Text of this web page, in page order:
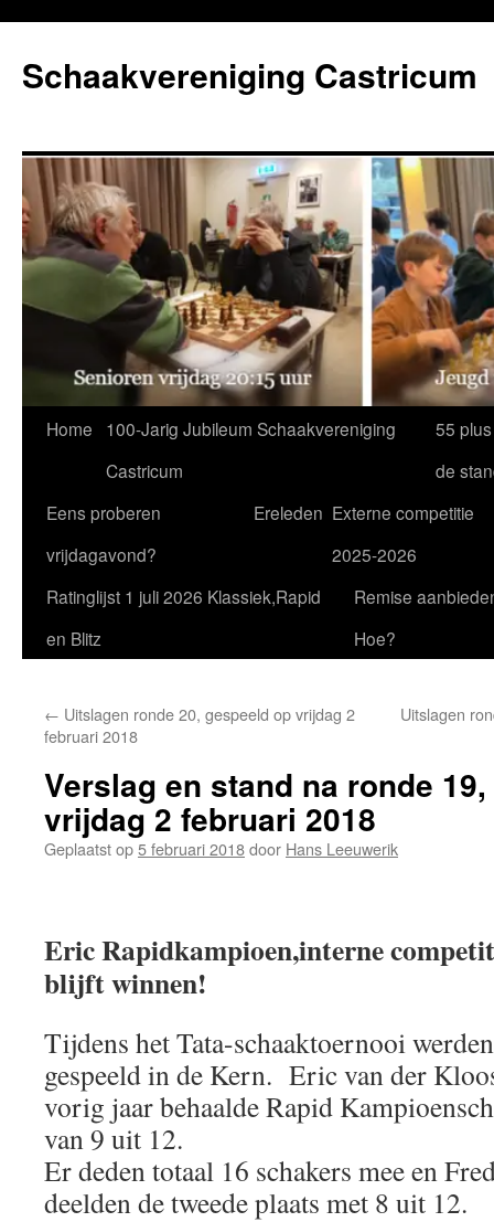
de
inhoud
Schaakvereniging Castricum
Home
100-Jarig Jubileum Schaakvereniging
Castricum
55
de
Eens proberen
vrijdagavond?
Ereleden Externe competitie
2025-2026
Ratinglijst 1 juli 2026 Klassiek,Rapid
en Blitz
Remise
Hoe?
← Uitslagen ronde 20, gespeeld op vrijdag 2
februari 2018
Uitslagen
Verslag en stand na ronde
vrijdag 2 februari 2018
Geplaatst op5 februari 2018door Hans Leeuwerik
Eric Rapidkampioen,interne
blijft winnen!
Tijdens het Tata-schaaktoernooi
gespeeld in de Kern. Eric van der
vorig jaar behaalde Rapid
van 9 uit 12.
Er deden totaal 16 schakers mee en
deelden de tweede plaats met 8 uit 12.